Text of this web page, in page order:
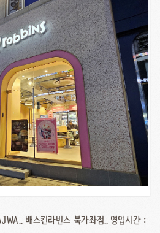
배스킨라빈스 북가좌점.. 영업시간 :